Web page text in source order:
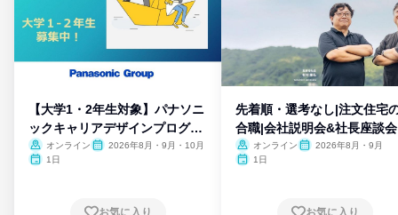
【大学1・2年生対象】パナソニ
ックキャリアデザインプログラ
ム
オンライン
2026年8月・9月・10月
1日
先着順・選考なし|注文住宅
合職|会社説明会&社長座談会
オンライン
2026年8月・9月
1日